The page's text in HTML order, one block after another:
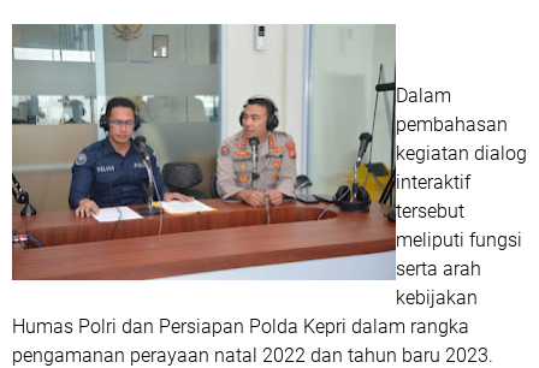
Dalam
pembahasan
kegiatan dialog
interaktif
tersebut
meliputi fungsi
serta arah
kebijakan
Humas Polri dan Persiapan Polda Kepri dalam rangka
pengamanan perayaan natal 2022 dan tahun baru 2023.